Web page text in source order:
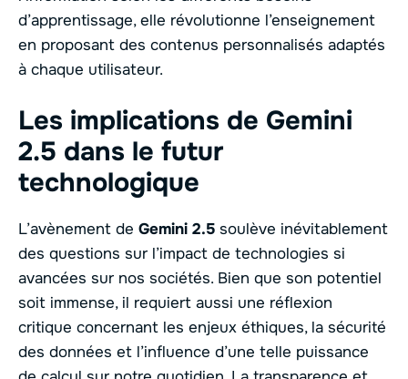
d’apprentissage, elle révolutionne l’enseignement
en proposant des contenus personnalisés adaptés
à chaque utilisateur.
Les implications de Gemini
2.5 dans le futur
technologique
L’avènement de Gemini 2.5 soulève inévitablement
des questions sur l’impact de technologies si
avancées sur nos sociétés. Bien que son potentiel
soit immense, il requiert aussi une réflexion
critique concernant les enjeux éthiques, la sécurité
des données et l’influence d’une telle puissance